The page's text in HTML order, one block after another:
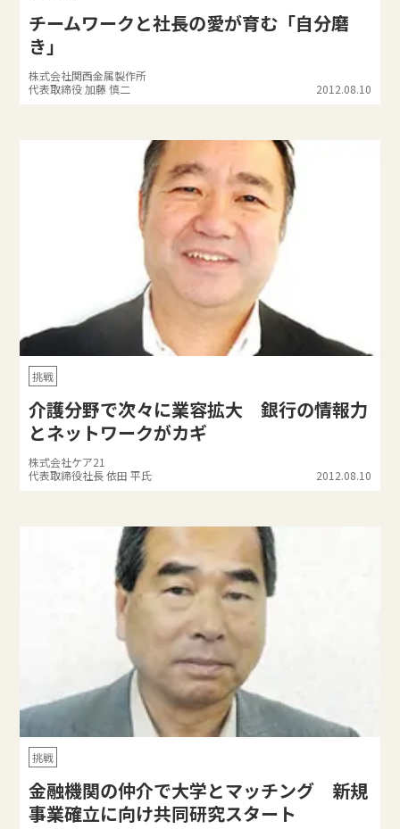
チームワークと社長の愛が育む「自分磨
き」
株式会社関西金属製作所
代表取締役 加藤 慎二
2012.08.10
挑戦
介護分野で次々に業容拡大 銀行の情報力
とネットワークがカギ
株式会社ケア21
代表取締役社長 依田 平氏
2012.08.10
挑戦
金融機関の仲介で大学とマッチング 新規
事業確立に向け共同研究スタート